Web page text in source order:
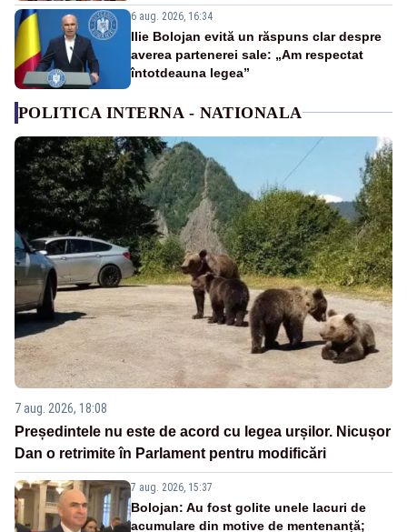
6 aug. 2026, 16:34
Ilie Bolojan evită un răspuns clar despre
averea partenerei sale: „Am respectat
întotdeauna legea”
POLITICA INTERNA - NATIONALA
7 aug. 2026, 18:08
Președintele nu este de acord cu legea urșilor. Nicușor
Dan o retrimite în Parlament pentru modificări
7 aug. 2026, 15:37
Bolojan: Au fost golite unele lacuri de
acumulare din motive de mentenanță;